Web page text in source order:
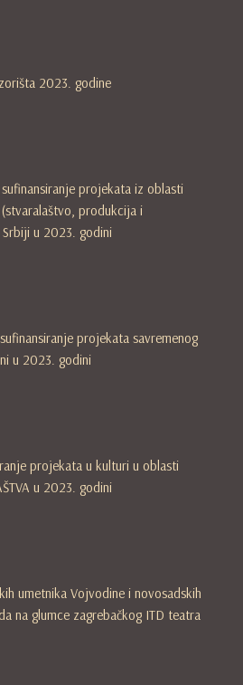
2023. godine
projekata iz oblasti
(stvaralaštvo, produkcija i
u 2023. godini
projekata savremenog
u 2023. godini
projekata u kulturi u oblasti
u 2023. godini
umetnika Vojvodine i novosadskih
na glumce zagrebačkog ITD teatra